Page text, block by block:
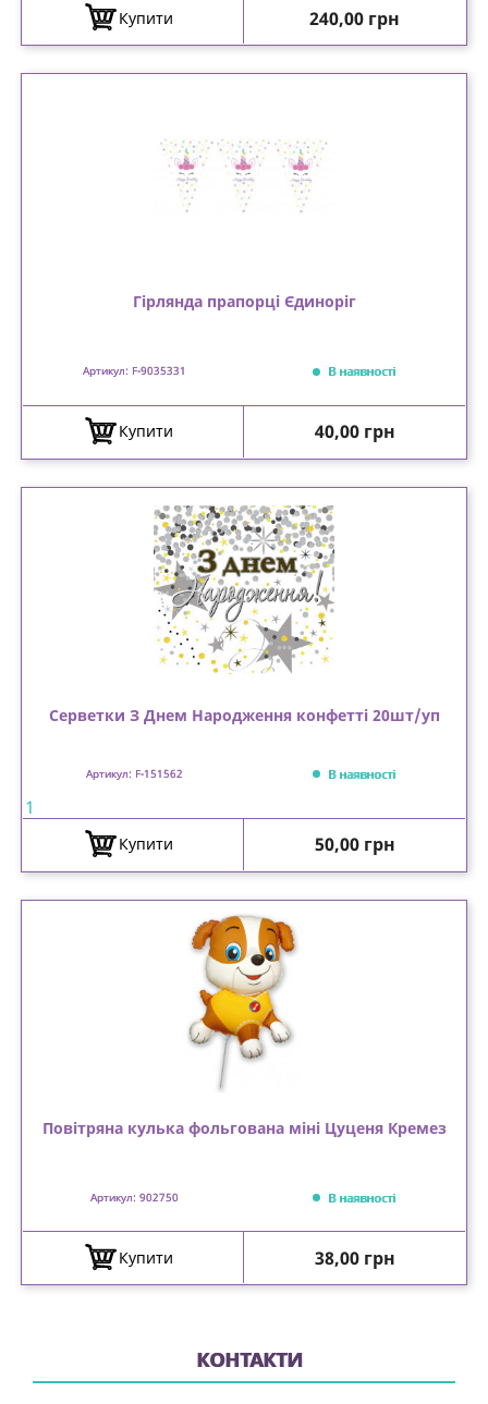
Купити Ціна
240,00 грн
Гірлянда прапорці Єдиноріг
Артикул: F-9035331 В наявності
Купити Ціна
40,00 грн
Серветки З Днем Народження конфетті 20шт/уп
Артикул: F-151562 В наявності
1
Купити Ціна
50,00 грн
Повітряна кулька фольгована міні Цуценя Кремез
Артикул: 902750 В наявності
Купити Ціна
38,00 грн
КОНТАКТИ